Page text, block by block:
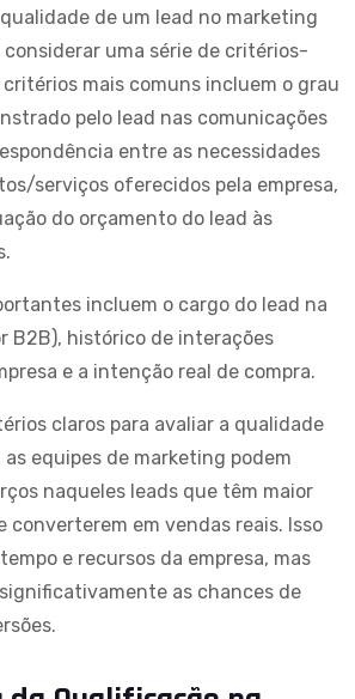
de um lead no marketing
considerar uma série de critérios-
mais comuns incluem o grau
pelo lead nas comunicações
entre as necessidades
serviços oferecidos pela empresa,
do orçamento do lead às
incluem o cargo do lead na
B2B), histórico de interações
e a intenção real de compra.
claros para avaliar a qualidade
as equipes de marketing podem
naqueles leads que têm maior
converterem em vendas reais. Isso
e recursos da empresa, mas
as chances de